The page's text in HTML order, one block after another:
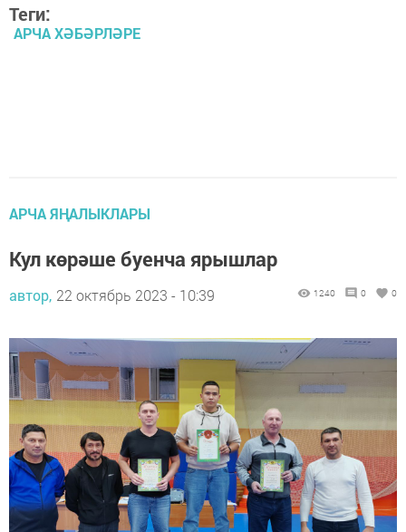
Теги:
АРЧА ХӘБӘРЛӘРЕ
АРЧА ЯҢАЛЫКЛАРЫ
Кул көрәше буенча ярышлар
автор, 22 октябрь 2023 - 10:39 1240 0 0